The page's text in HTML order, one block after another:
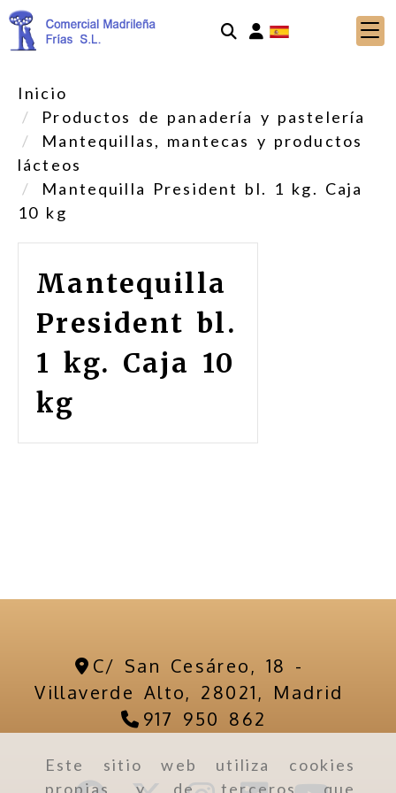
Este sitio web utiliza cookies
propias y de terceros que
Identifícate
Inicio
Productos de panadería y pastelería
Mantequillas, mantecas y productos
lácteos
Mantequilla President bl. 1 kg. Caja
10 kg
Mantequilla
President bl.
1 kg. Caja 10
kg
C/ San Cesáreo, 18 -
Villaverde Alto, 28021, Madrid
917 950 862